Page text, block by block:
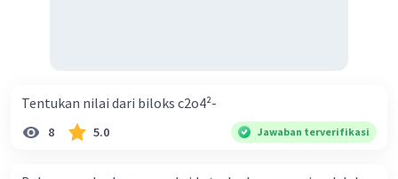
Tentukan nilai dari biloks c2o4²-
8 5.0 Jawaban terverifikasi